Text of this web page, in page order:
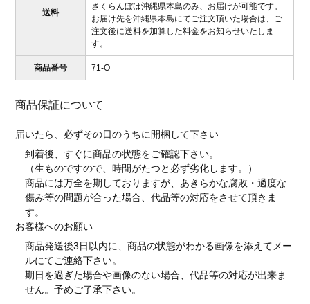
送料
さくらんぼは沖縄県本島のみ、お届けが可能です。
お届け先を沖縄県本島にてご注文頂いた場合は、ご
注文後に送料を加算した料金をお知らせいたしま
す。
商品番号 71-O
商品保証について
届いたら、必ずその日のうちに開梱して下さい
到着後、すぐに商品の状態をご確認下さい。
（生ものですので、時間がたつと必ず劣化します。）
商品には万全を期しておりますが、あきらかな腐敗・過度な
傷み等の問題が合った場合、代品等の対応をさせて頂きま
す。
お客様へのお願い
商品発送後3日以内に、商品の状態がわかる画像を添えてメー
ルにてご連絡下さい。
期日を過ぎた場合や画像のない場合、代品等の対応が出来ま
せん。予めご了承下さい。